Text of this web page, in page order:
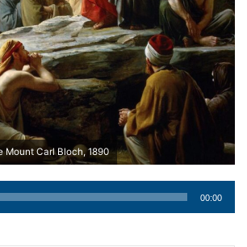
Mount Carl Bloch, 1890
00:00